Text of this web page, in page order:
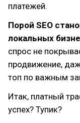
платежей.
Порой SEO
локальных
спрос не
продвижение,
топ по важным
Итак, платный
успех? Тупик?